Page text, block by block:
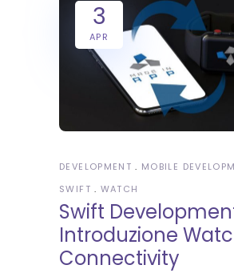
3
APR
DEVELOPMENT
MOBILE
SWIFT
WATCH
Swift
Introduzione
Connectivity